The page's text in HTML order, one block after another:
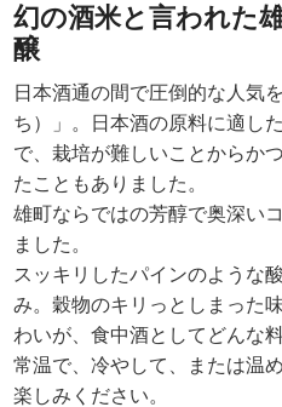
幻の酒米と言われた
醸
日本酒通の間で圧倒的な人気
ち）」。日本酒の原料に適し
で、栽培が難しいことからか
たこともありました。
雄町ならではの芳醇で奥深い
ました。
スッキリしたパインのような
み。穀物のキリっとしまった
わいが、食中酒としてどんな
常温で、冷やして、または温
楽しみください。